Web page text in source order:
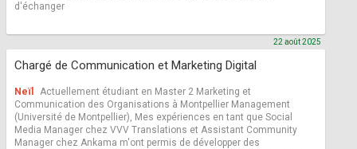
d'échanger
Chargé de Communication et Marketing Digital
22 août 2025
Neïl
Actuellement étudiant en Master 2 Marketing et
Communication des Organisations à Montpellier Management
(Université de Montpellier), Mes expériences en tant que Social
Media Manager chez VVV Translations et Assistant Community
Manager chez Ankama m'ont permis de développer des